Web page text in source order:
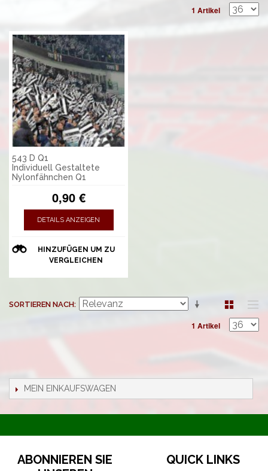
1 Artikel
543 D Q1
Individuell Gestaltete
Nylonfähnchen Q1
0,90 €
DETAILS ANZEIGEN
HINZUFÜGEN UM ZU
VERGLEICHEN
SORTIEREN NACH
1 Artikel
MEIN EINKAUFSWAGEN
ABONNIEREN SIE
QUICK LINKS